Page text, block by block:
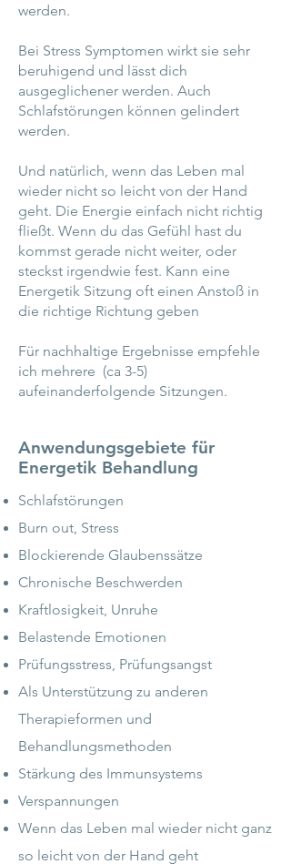
werden.
Bei Stress Symptomen wirkt sie sehr
beruhigend und lässt dich
ausgeglichener werden. Auch
Schlafstörungen können gelindert
werden.
Und natürlich, wenn das Leben mal
wieder nicht so leicht von der Hand
geht. Die Energie einfach nicht richtig
fließt. Wenn du das Gefühl hast du
kommst gerade nicht weiter, oder
steckst irgendwie fest. Kann eine
Energetik Sitzung oft einen Anstoß in
die richtige Richtung geben
Für nachhaltige Ergebnisse empfehle
ich mehrere (ca 3-5)
aufeinanderfolgende Sitzungen.
Anwendungsgebiete für
Energetik Behandlung
Schlafstörungen
Burn out, Stress
Blockierende Glaubenssätze
Chronische Beschwerden
Kraftlosigkeit, Unruhe
Belastende Emotionen
Prüfungsstress, Prüfungsangst
Als Unterstützung zu anderen
Therapieformen und
Behandlungsmethoden
Stärkung des Immunsystems
Verspannungen
Wenn das Leben mal wieder nicht ganz
so leicht von der Hand geht